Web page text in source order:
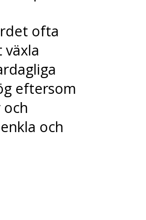
ofta
eftersom
och